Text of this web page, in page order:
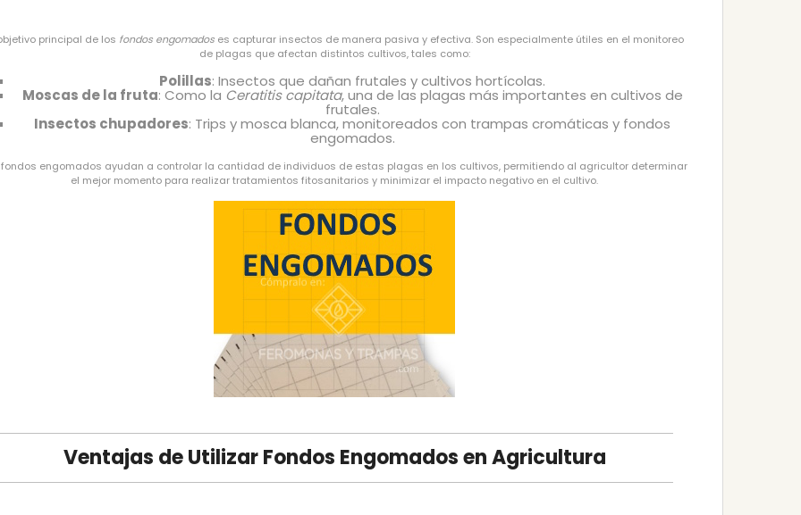
principal de los fondos engomadoses capturar insectos de manera pasiva y efectiva. Son especialmente útiles en el monitoreo
de plagas que afectan distintos cultivos, tales como:
Polillas: Insectos que dañan frutales y cultivos hortícolas.
Moscas de la fruta: Como la Ceratitis capitata, una de las plagas más importantes en cultivos de
frutales.
Insectos chupadores: Trips y mosca blanca, monitoreados con trampas cromáticas y fondos
engomados.
fondos engomados ayudan a controlar la cantidad de individuos de estas plagas en los cultivos, permitiendo al agricultor determinar
el mejor momento para realizar tratamientos fitosanitarios y minimizar el impacto negativo en el cultivo.
Ventajas de Utilizar Fondos Engomados en Agricultura